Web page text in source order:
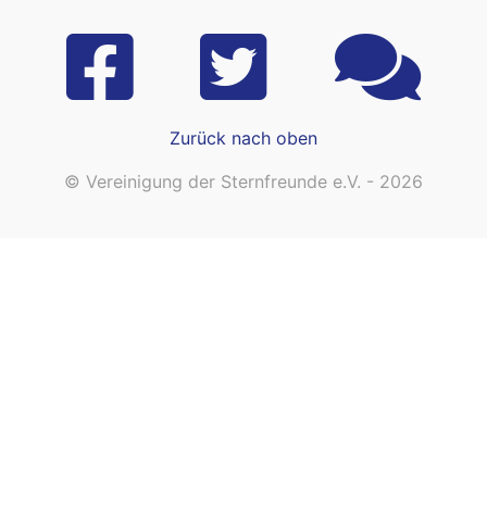
Zurück nach oben
© Vereinigung der Sternfreunde e.V. - 2026